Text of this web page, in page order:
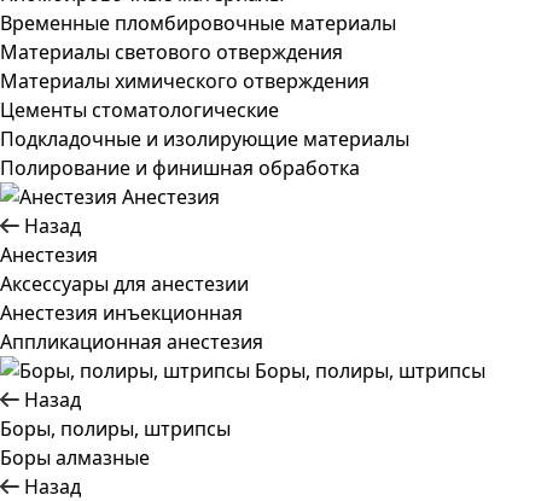
Временные пломбировочные материалы
Материалы светового отверждения
Материалы химического отверждения
Цементы стоматологические
Подкладочные и изолирующие материалы
Полирование и финишная обработка
Анестезия
Назад
Анестезия
Аксессуары для анестезии
Анестезия инъекционная
Аппликационная анестезия
Боры, полиры, штрипсы
Назад
Боры, полиры, штрипсы
Боры алмазные
Назад